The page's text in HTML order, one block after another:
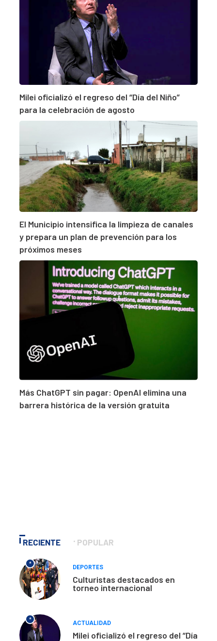
Milei oficializó el regreso del “Día del Niño”
para la celebración de agosto
El Municipio intensifica la limpieza de canales
y prepara un plan de prevención para los
próximos meses
Más ChatGPT sin pagar: OpenAI elimina una
barrera histórica de la versión gratuita
RECIENTE POPULAR
*
DEPORTES
Culturistas destacados en
torneo internacional
*
ACTUALIDAD
Milei oficializó el regreso del “Día